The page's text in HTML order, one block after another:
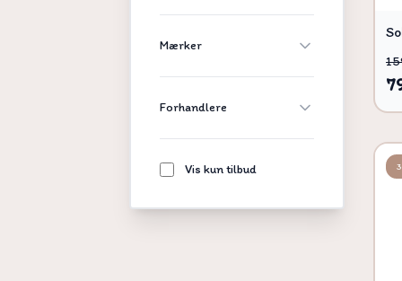
Mærker
Forhandlere
Vis kun tilbud